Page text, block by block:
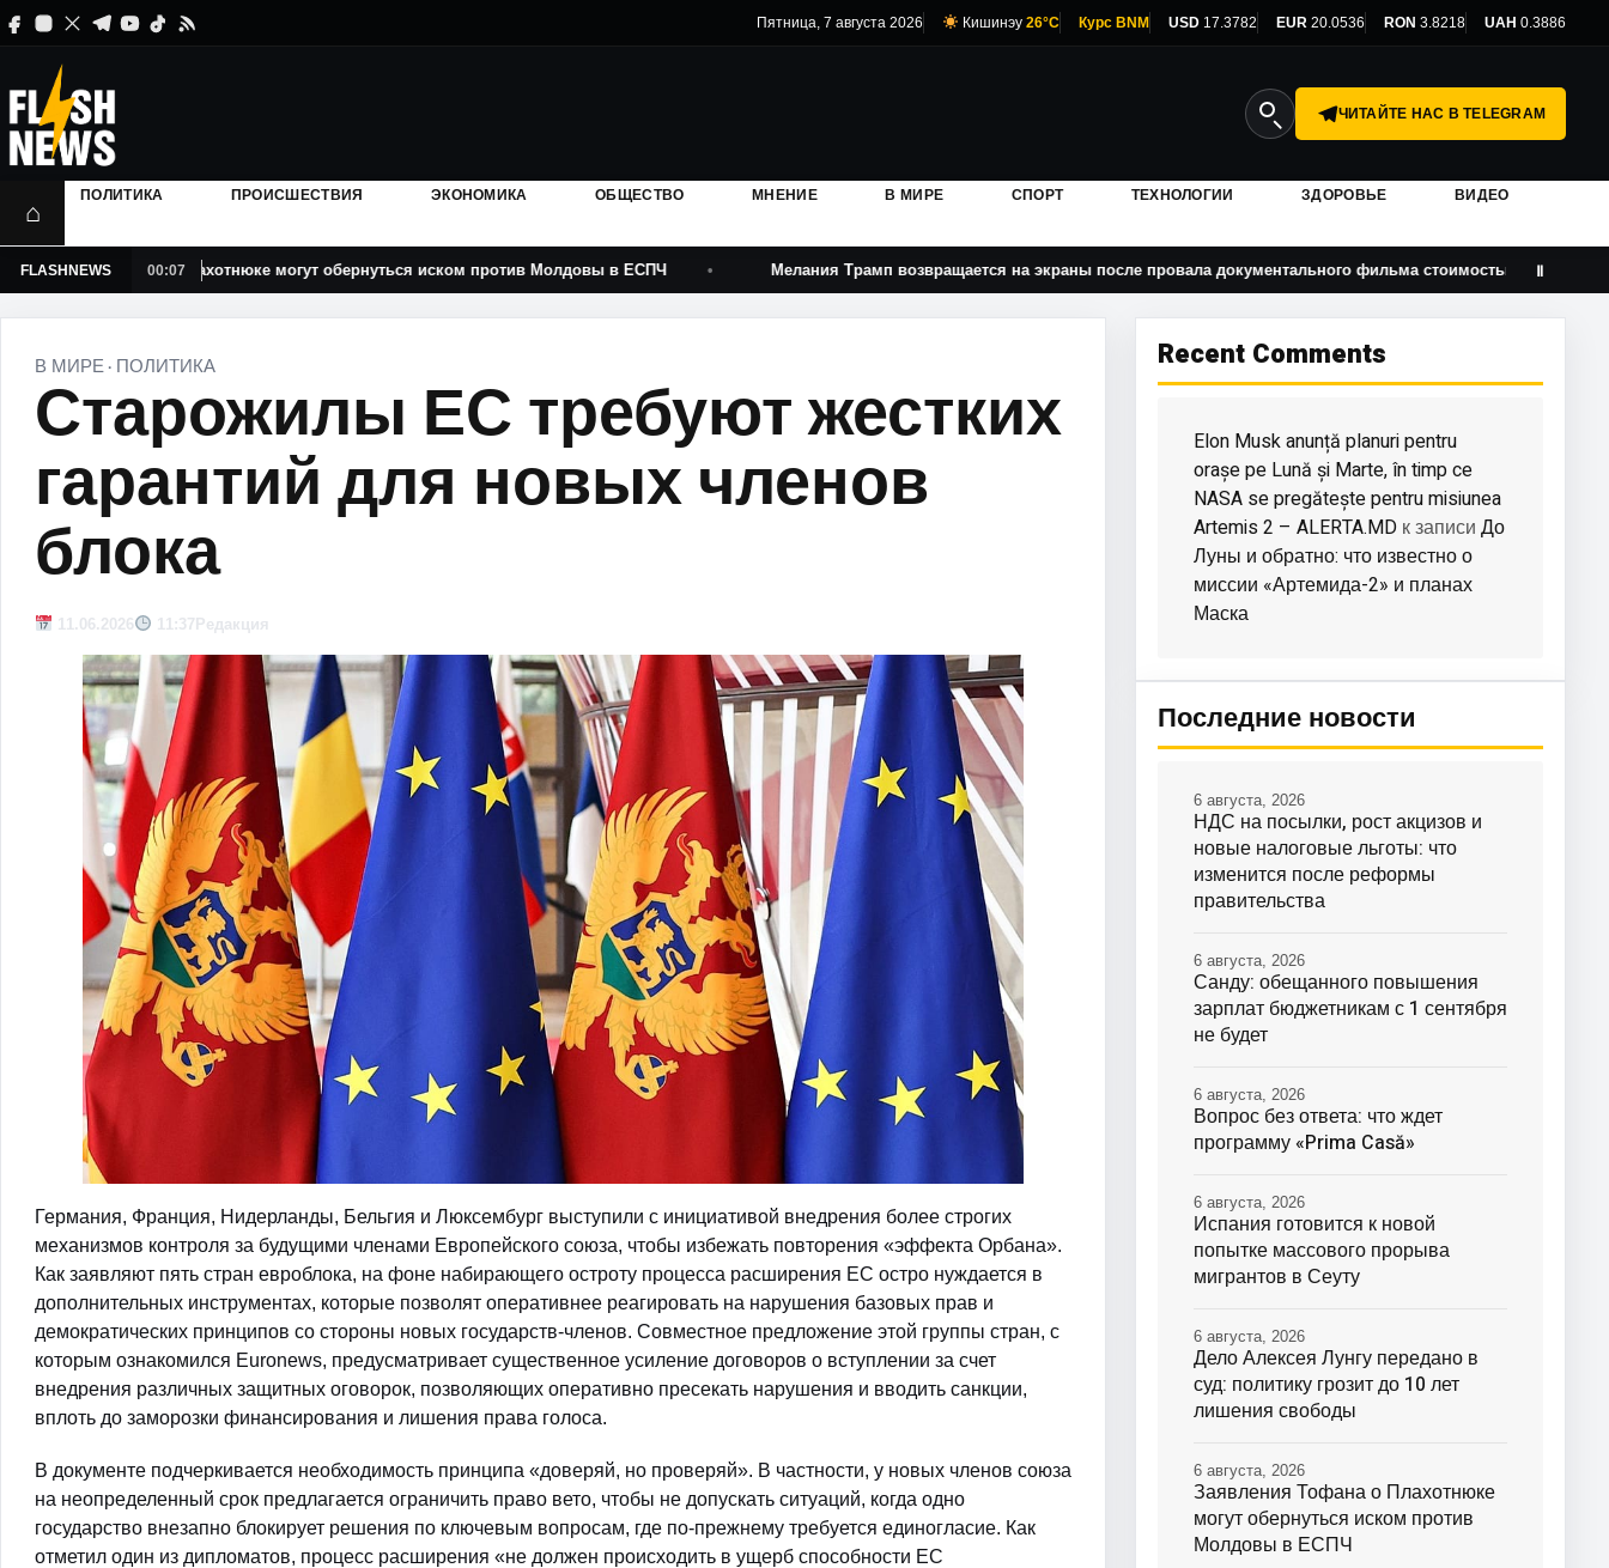
Пятница, 7 августа 2026 Кишинэу 26°C Курс BNM USD 17.3782 EUR 20.0536 RON 3.8218 UAH 0.3886
ЧИТАЙТЕ НАС В TELEGRAM
⌂
ПОЛИТИКА ПРОИСШЕСТВИЯ ЭКОНОМИКА ОБЩЕСТВО МНЕНИЕ В МИРЕ СПОРТ ТЕХНОЛОГИИ ЗДОРОВЬЕ ВИДЕО
FLASHNEWS 00:07
Тофана о Плахотнюке могут обернуться иском против Молдовы в ЕСПЧ Мелания Трамп возвращается на экраны после провала документального фильма стоимостью 75 млн долларов
Ⅱ
В МИРЕ · ПОЛИТИКА
Старожилы ЕС требуют жестких
гарантий для новых членов
блока
11.06.2026 11:37 Редакция
Германия, Франция, Нидерланды, Бельгия и Люксембург выступили с инициативой внедрения более строгих
механизмов контроля за будущими членами Европейского союза, чтобы избежать повторения «эффекта Орбана».
Как заявляют пять стран евроблока, на фоне набирающего остроту процесса расширения ЕС остро нуждается в
дополнительных инструментах, которые позволят оперативнее реагировать на нарушения базовых прав и
демократических принципов со стороны новых государств-членов. Совместное предложение этой группы стран, с
которым ознакомился Euronews, предусматривает существенное усиление договоров о вступлении за счет
внедрения различных защитных оговорок, позволяющих оперативно пресекать нарушения и вводить санкции,
вплоть до заморозки финансирования и лишения права голоса.
В документе подчеркивается необходимость принципа «доверяй, но проверяй». В частности, у новых членов союза
на неопределенный срок предлагается ограничить право вето, чтобы не допускать ситуаций, когда одно
государство внезапно блокирует решения по ключевым вопросам, где по-прежнему требуется единогласие. Как
отметил один из дипломатов, процесс расширения «не должен происходить в ущерб способности ЕС
Recent Comments
Elon Musk anunță planuri pentru
orașe pe Lună și Marte, în timp ce
NASA se pregătește pentru misiunea
Artemis 2 – ALERTA.MD к записи До
Луны и обратно: что известно о
миссии «Артемида-2» и планах
Маска
Последние новости
НДС на посылки, рост акцизов и
новые налоговые льготы: что
изменится после реформы
правительства
6 августа, 2026
Санду: обещанного повышения
зарплат бюджетникам с 1 сентября
не будет
6 августа, 2026
Вопрос без ответа: что ждет
программу «Prima Casă»
6 августа, 2026
Испания готовится к новой
попытке массового прорыва
мигрантов в Сеуту
6 августа, 2026
Дело Алексея Лунгу передано в
суд: политику грозит до 10 лет
лишения свободы
6 августа, 2026
Заявления Тофана о Плахотнюке
могут обернуться иском против
Молдовы в ЕСПЧ
6 августа, 2026